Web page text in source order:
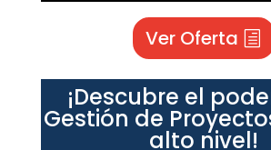
Ver Oferta
¡Descubre el
Gestión de
alto nivel!